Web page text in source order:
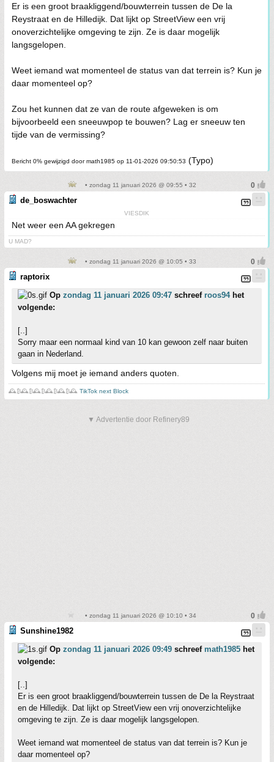
Er is een groot braakliggend/bouwterrein tussen de De la
Reystraat en de Hilledijk. Dat lijkt op StreetView een vrij
onoverzichtelijke omgeving te zijn. Ze is daar mogelijk
langsgelopen.
Weet iemand wat momenteel de status van dat terrein is? Kun je
daar momenteel op?
Zou het kunnen dat ze van de route afgeweken is om
bijvoorbeeld een sneeuwpop te bouwen? Lag er sneeuw ten
tijde van de vermissing?
Bericht 0% gewijzigd door math1985 op 11-01-2026 09:50:53 (Typo)
• zondag 11 januari 2026 @ 09:55 • 32
de_boswachter
VIESDIK
Net weer een AA gekregen
U MAD?
• zondag 11 januari 2026 @ 10:05 • 33
raptorix
Op zondag 11 januari 2026 09:47 schreef roos94het
volgende:
[..]
Sorry maar een normaal kind van 10 kan gewoon zelf naar buiten
gaan in Nederland.
Volgens mij moet je iemand anders quoten.
🕰️₿🕰️₿🕰️₿🕰️₿🕰️₿🕰️ TikTok next Block
▼ Advertentie door Refinery89
• zondag 11 januari 2026 @ 10:10 • 34
Sunshine1982
Op zondag 11 januari 2026 09:49 schreef math1985 het
volgende:
[..]
Er is een groot braakliggend/bouwterrein tussen de De la Reystraat
en de Hilledijk. Dat lijkt op StreetView een vrij onoverzichtelijke
omgeving te zijn. Ze is daar mogelijk langsgelopen.
Weet iemand wat momenteel de status van dat terrein is? Kun je
daar momenteel op?